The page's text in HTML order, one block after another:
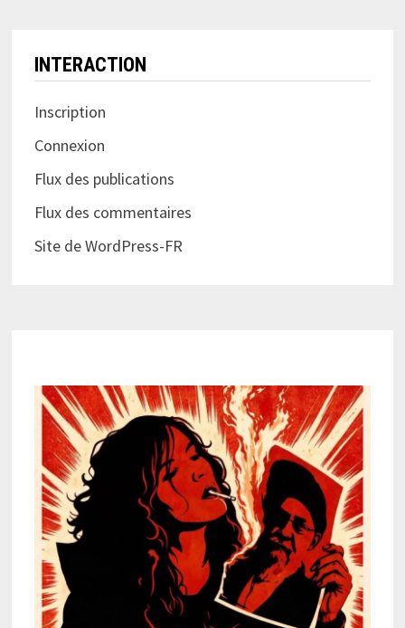
INTERACTION
Inscription
Connexion
Flux des publications
Flux des commentaires
Site de WordPress-FR